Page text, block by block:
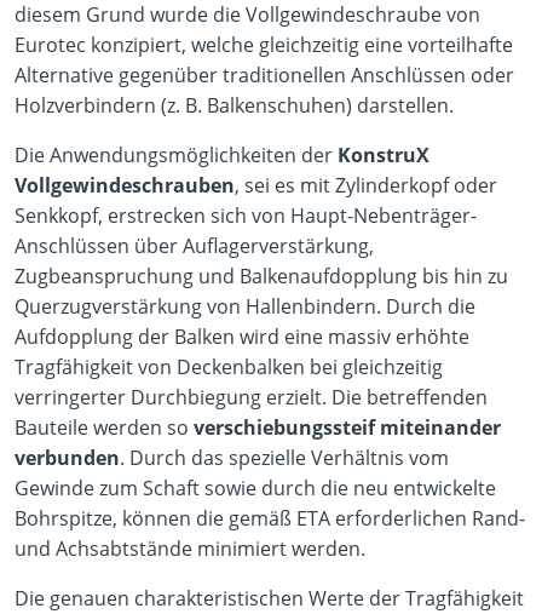
diesem Grund wurde die Vollgewindeschraube von
Eurotec konzipiert, welche gleichzeitig eine vorteilhafte
Alternative gegenüber traditionellen Anschlüssen oder
Holzverbindern (z. B. Balkenschuhen) darstellen.
Die Anwendungsmöglichkeiten der KonstruX
Vollgewindeschrauben, sei es mit Zylinderkopf oder
Senkkopf, erstrecken sich von Haupt-Nebenträger-
Anschlüssen über Auflagerverstärkung,
Zugbeanspruchung und Balkenaufdopplung bis hin zu
Querzugverstärkung von Hallenbindern. Durch die
Aufdopplung der Balken wird eine massiv erhöhte
Tragfähigkeit von Deckenbalken bei gleichzeitig
verringerter Durchbiegung erzielt. Die betreffenden
Bauteile werden so verschiebungssteif miteinander
verbunden. Durch das spezielle Verhältnis vom
Gewinde zum Schaft sowie durch die neu entwickelte
Bohrspitze, können die gemäß ETA erforderlichen Rand-
und Achsabtstände minimiert werden.
Die genauen charakteristischen Werte der Tragfähigkeit